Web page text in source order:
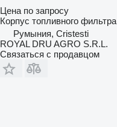
Цена по запросу
Корпус топливного фильтра
Румыния, Cristesti
ROYAL DRU AGRO S.R.L.
Связаться с продавцом